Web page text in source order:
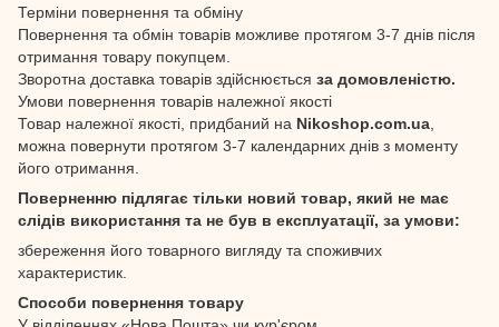
Терміни повернення та обміну
Повернення та обмін товарів можливе протягом 3-7 днів після
отримання товару покупцем.
Зворотна доставка товарів здійснюється за домовленістю.
Умови повернення товарів належної якості
Товар належної якості, придбаний на Nikoshop.com.ua
можна повернути протягом 3-7 календарних днів з моменту
його отримання.
Поверненню підлягає тільки новий товар, який не має
слідів використання та не був в експлуатації, за умови:
збереження його товарного вигляду та споживчих
характеристик.
Способи повернення товару